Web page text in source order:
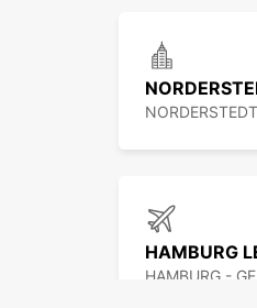
HAMBURG
HAMBURG -